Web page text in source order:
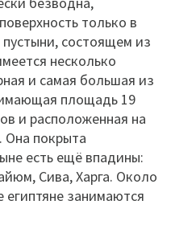
только в
состоящем из
несколько
и самая большая из
площадь 19
и расположенная на
Она покрыта
есть ещё впадины:
Сива, Харга. Около
египтяне занимаются